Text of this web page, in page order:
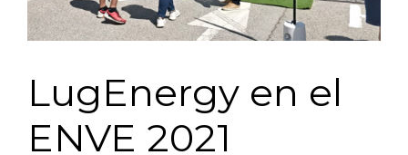
LugEnergy en el
ENVE 2021